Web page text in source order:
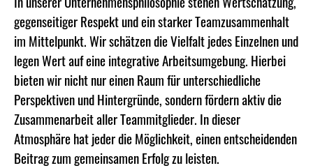
gegenseitiger Respekt und ein starker Teamzusammenhalt
im Mittelpunkt. Wir schätzen die Vielfalt jedes Einzelnen und
legen Wert auf eine integrative Arbeitsumgebung. Hierbei
bieten wir nicht nur einen Raum für unterschiedliche
Perspektiven und Hintergründe, sondern fördern aktiv die
Zusammenarbeit aller Teammitglieder. In dieser
Atmosphäre hat jeder die Möglichkeit, einen entscheidenden
Beitrag zum gemeinsamen Erfolg zu leisten.